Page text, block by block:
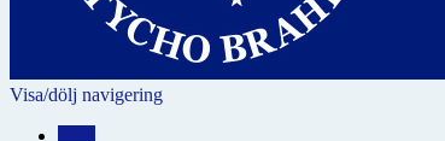
Visa/dölj navigering